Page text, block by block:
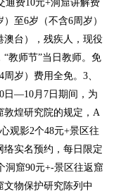
通费10元+洞窟讲解费
至6岁（不含6周岁）
澳台），残疾人，现役
教师节”当日教师。免
岁）费用全免。3、
日—10月7日期间，为
敦煌研究院的规定，A
观影2个48元+景区往
络实名预约，每日限定
洞窟90元+-景区往返窟
文物保护研究陈列中